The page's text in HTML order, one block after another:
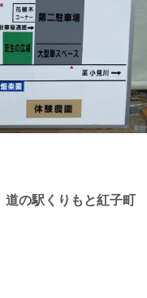
道の駅くりもと紅子町